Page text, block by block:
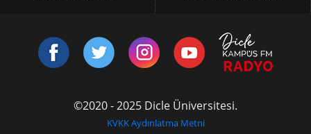
©2020 - 2025 Dicle Üniversitesi.
KVKK Aydınlatma Metni